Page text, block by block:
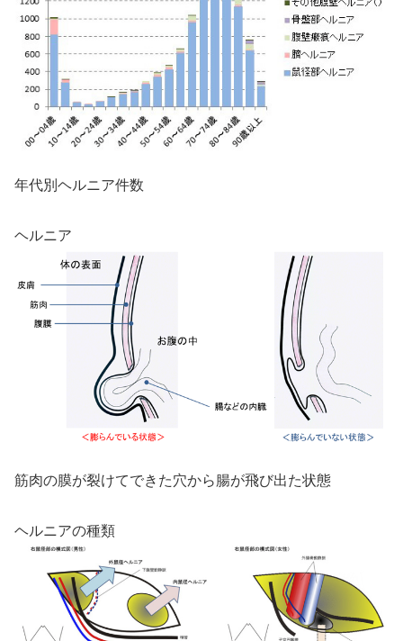
年代別ヘルニア件数
ヘルニア
筋肉の膜が裂けてできた穴から腸が飛び出た状態
ヘルニアの種類